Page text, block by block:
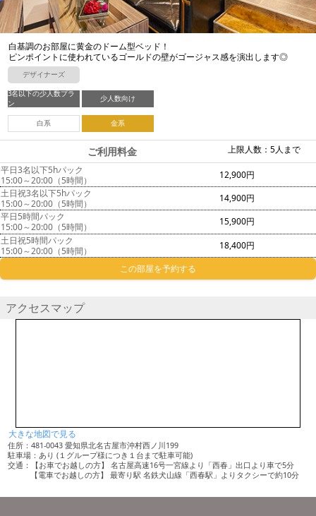
白基調のお部屋に黄金のドーム型ベッド！
ピンポイントに使われているゴールドの壁がゴージャス感を演出します◎
デザイナーズ
3名以下の少人数プラ
ン
少人数向け
白系 金系
上限人数：5人まで
ご利用料金
平日3名以下5hパック
15:00～20:00（5時間）
12,900円
土日祝3名以下5hパック
15:00～20:00（5時間）
14,900円
平日5時間パック
15:00～20:00（5時間）
15,900円
土日祝5時間パック
15:00～20:00（5時間）
18,400円
この部屋を予約する
アクセスマップ
大きな地図で見る
住所：481-0043 愛知県北名古屋市沖村西ノ川199
駐車場：あり (１グループ様につき１台まで駐車可能)
交通：【お車でお越しの方】 名古屋高速16号一宮線より「西春」出口より車で5分
【電車でお越しの方】 最寄り駅 名鉄犬山線「西春駅」よりタクシーで約10分